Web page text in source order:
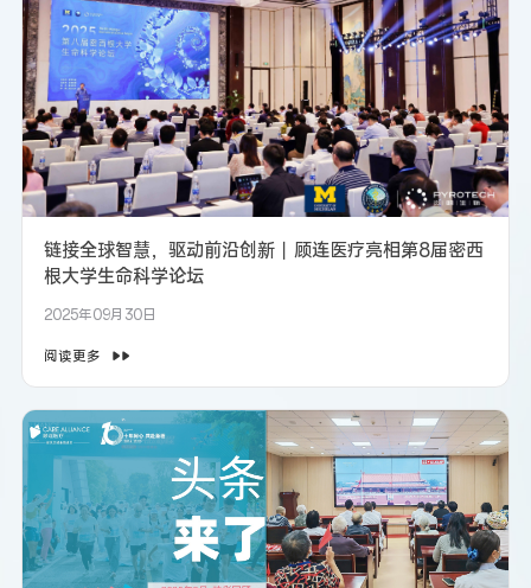
链接全球智慧，驱动前沿创新丨顾连医疗亮相第8届密西
根大学生命科学论坛
2025年09月30日
阅读更多